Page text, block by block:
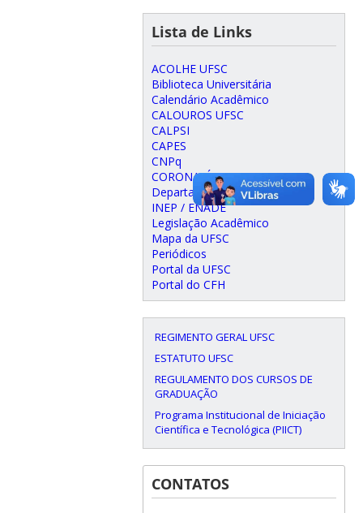
Lista de Links
ACOLHE UFSC
Biblioteca Universitária
Calendário Acadêmico
CALOUROS UFSC
CALPSI
CAPES
CNPq
CORONAVÍRUS
Departamento de Psicologia
INEP / ENADE
Legislação Acadêmico
Mapa da UFSC
Periódicos
Portal da UFSC
Portal do CFH
REGIMENTO GERAL UFSC
ESTATUTO UFSC
REGULAMENTO DOS CURSOS DE
GRADUAÇÃO
Programa Institucional de Iniciação
Científica e Tecnológica (PIICT)
CONTATOS